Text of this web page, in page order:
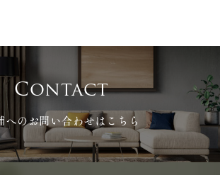
Contact
へのお問い合わせはこちら